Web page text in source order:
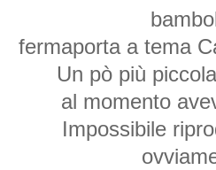
fermaporta a tema
Un pò più
al momento
Impossibile